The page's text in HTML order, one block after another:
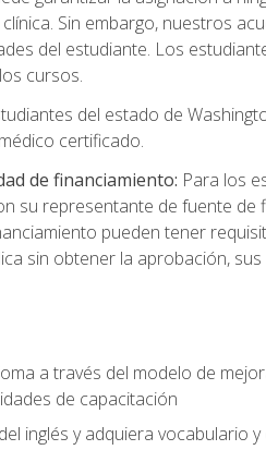
Sin embargo, nuestros
del estudiante. Los
cursos.
del estado de
certificado.
de financiamiento: Para los
su representante de fuente
pueden tener
sin obtener la aprobación,
a través del modelo de
de capacitación
inglés y adquiera